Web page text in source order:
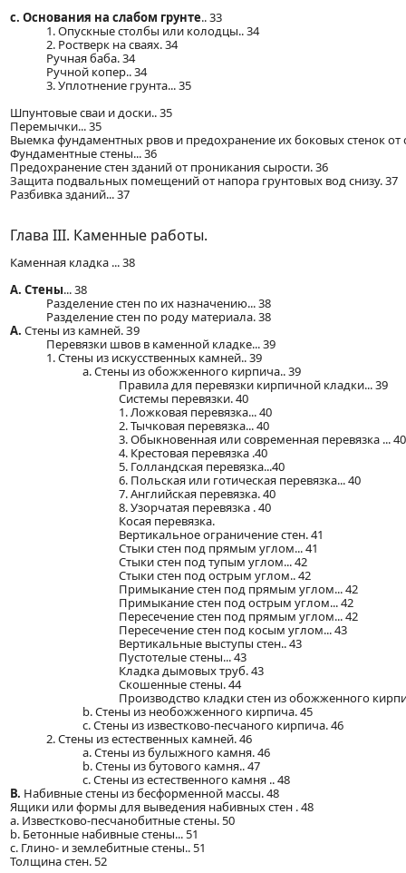
c. Основания на слабом грунте.. 33
1. Опускные столбы или колодцы.. 34
2. Ростверк на сваях. 34
Ручная баба. 34
Ручной копер.. 34
3. Уплотнение грунта... 35
Шпунтовые сваи и доски.. 35
Перемычки... 35
Выемка фундаментных рвов и предохранение их боковых стенок от
Фундаментные стены... 36
Предохранение стен зданий от проникания сырости. 36
Защита подвальных помещений от напора грунтовых вод снизу. 37
Разбивка зданий... 37
Глава III. Каменные работы.
Каменная кладка ... 38
А. Стены... 38
Разделение стен по их назначению... 38
Разделение стен по роду материала. 38
А. Стены из камней. З9
Перевязки швов в каменной кладке... 39
1. Стены из искусственных камней.. 39
а. Стены из обожженного кирпича.. 39
Правила для перевязки кирпичной кладки... 39
Системы перевязки. 40
1. Ложковая перевязка... 40
2. Тычковая перевязка... 40
3. Обыкновенная или современная перевязка ... 40
4. Крестовая перевязка .40
5. Голландская перевязка...40
6. Польская или готическая перевязка... 40
7. Английская перевязка. 40
8. Узорчатая перевязка . 40
Косая перевязка.
Вертикальное ограничение стен. 41
Стыки стен под прямым углом... 41
Стыки стен под тупым углом... 42
Стыки стен под острым углом.. 42
Примыкание стен под прямым углом... 42
Примыкание стен под острым углом... 42
Пересечение стен под прямым углом... 42
Пересечение стен под косым углом... 43
Вертикальные выступы стен.. 43
Пустотелые стены... 43
Кладка дымовых труб. 43
Скошенные стены. 44
Производство кладки стен из обожженного
b. Стены из необожженного кирпича. 45
с. Стены из известково-песчаного кирпича. 46
2. Стены из естественных камней. 46
a. Стены из булыжного камня. 46
b. Стены из бутового камня.. 47
c. Стены из естественного камня .. 48
В. Набивные стены из бесформенной массы. 48
Ящики или формы для выведения набивных стен . 48
a. Известково-песчанобитные стены. 50
b. Бетонные набивные стены... 51
c. Глино- и землебитные стены.. 51
Толщина стен. 52